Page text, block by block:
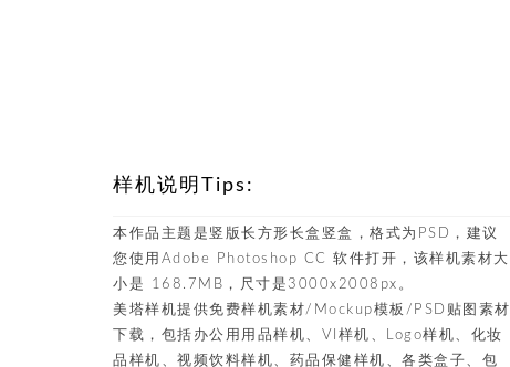
样机说明Tips:
本作品主题是竖版长方形长盒竖盒，格式为PSD，建议
您使用Adobe Photoshop CC 软件打开，该样机素材大
小是 168.7MB，尺寸是3000x2008px。
美塔样机提供免费样机素材/Mockup模板/PSD贴图素材
下载，包括办公用用品样机、VI样机、Logo样机、化妆
品样机、视频饮料样机、药品保健样机、各类盒子、包